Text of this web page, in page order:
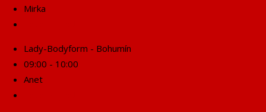
Mirka
Lady-Bodyform - Bohumín
09:00 - 10:00
Anet